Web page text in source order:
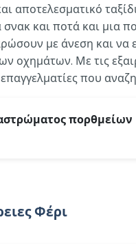
αποτελεσματικό
και ποτά και μια
με άνεση και να
Με τις
που
πορθμείων
Φέρι